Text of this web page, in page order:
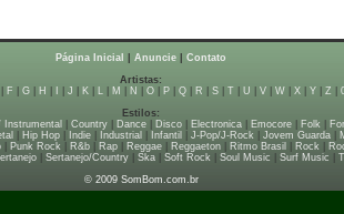
Página Inicial Anuncie
Contato
Artistas:
F G| H J K| L| M N O| P| Q| R S| T| U V| W| X| Y| Z
Estilos:
Instrumental Country Dance Disco Electronica Emocore Folk
Hip Hop| Indie| Industrial Infantil J-Pop/J-Rock| Jovem Guarda|
| Punk Rock| R&b| Rap| Reggae| Reggaeton| Ritmo Brasil Rock|
| Sertanejo/Country| Ska| Soft Rock| Soul Music Surf Music
© 2009 SomBom.com.br